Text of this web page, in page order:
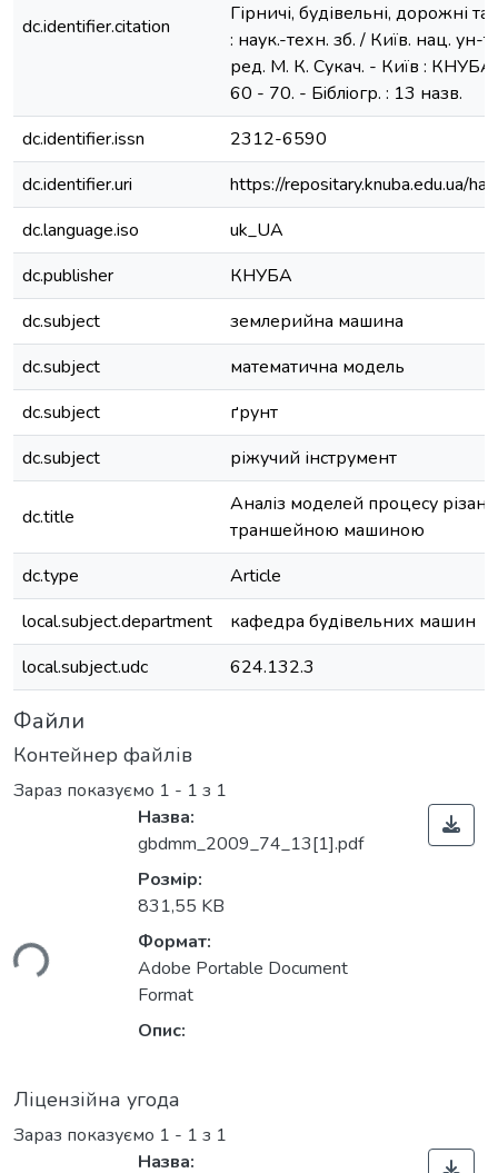
dc.identifier.citation
Гірничі, будівельні, дорожні
: наук.-техн. зб. / Київ. нац. ун-т
ред. М. К. Сукач. - Київ :
60 - 70. - Бiблiогр. : 13 назв.
dc.identifier.issn
2312-6590
dc.identifier.uri
https://repositary.knuba.edu.ua/
dc.language.iso
uk_UA
dc.publisher
КНУБА
dc.subject
землерийна машина
dc.subject
математична модель
dc.subject
ґрунт
dc.subject
ріжучий інструмент
dc.title
Аналіз моделей процесу
траншейною машиною
dc.type
Article
local.subject.department
кафедра будівельних машин
local.subject.udc
624.132.3
Файли
Контейнер файлів
Зараз показуємо 1 - 1 з 1
Назва:
gbdmm_2009_74_13[1].pdf
Розмір:
831,55 KB
Формат:
Adobe Portable Document
Format
Опис:
Ліцензійна угода
Зараз показуємо 1 - 1 з 1
Назва: